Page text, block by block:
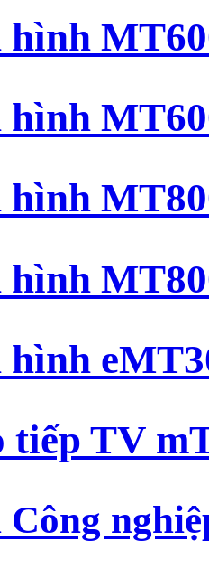
tiếp TV